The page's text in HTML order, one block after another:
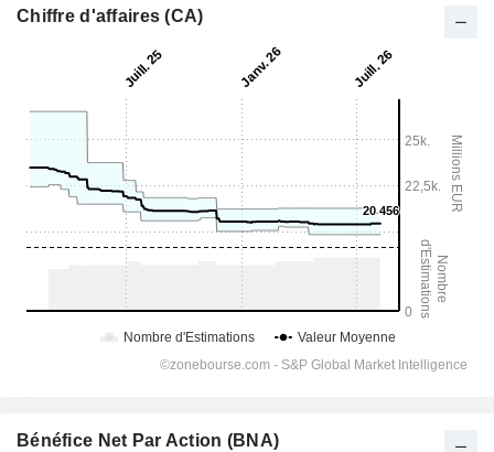
Chiffre d'affaires (CA)
Bénéfice Net Par Action (BNA)